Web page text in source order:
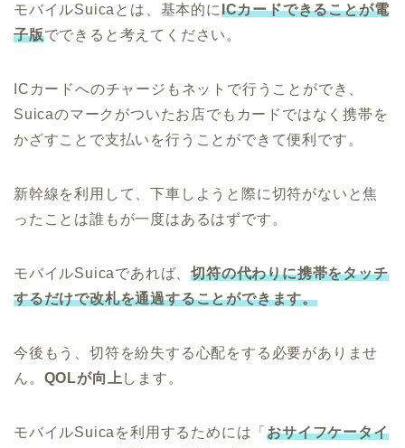
モバイルSuicaとは、基本的にICカードできることが電
子版でできると考えてください。
ICカードへのチャージもネットで行うことができ、
Suicaのマークがついたお店でもカードではなく携帯を
かざすことで支払いを行うことができて便利です。
新幹線を利用して、下車しようと際に切符がないと焦
ったことは誰もが一度はあるはずです。
モバイルSuicaであれば、切符の代わりに携帯をタッチ
するだけで改札を通過することができます。
今後もう、切符を紛失する心配をする必要がありませ
ん。 QOLが向上 します。
モバイルSuicaを利用するためには「おサイフケータイ